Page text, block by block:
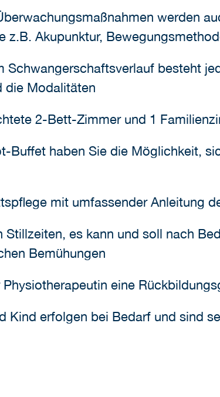
werden
z.B. Akupunktur,
Schwangerschaftsverlauf besteht
die Modalitäten
2-Bett-Zimmer und 1
Buffet haben Sie die Möglichkeit,
mit umfassender Anleitung
Stillzeiten, es kann und soll nach
Bemühungen
eine
Kind erfolgen bei Bedarf und sind